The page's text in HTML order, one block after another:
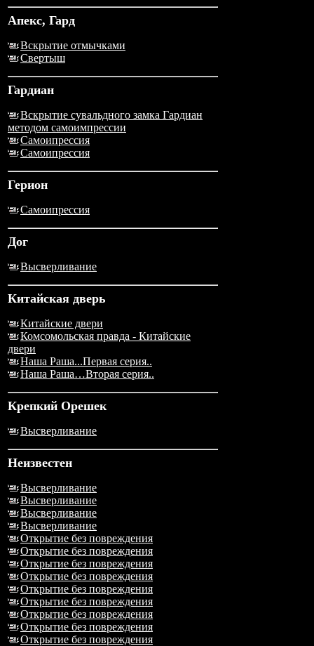
Апекс, Гард
Вскрытие отмычками
Свертыш
Гардиан
Вскрытие сувальдного замка Гардиан
методом самоимпрессии
Самоипрессия
Самоипрессия
Герион
Самоипрессия
Дог
Высверливание
Китайская дверь
Китайские двери
Комсомольская правда - Китайские
двери
Наша Раша...Первая серия..
Наша Раша…Вторая серия..
Крепкий Орешек
Высверливание
Неизвестен
Высверливание
Высверливание
Высверливание
Высверливание
Открытие без повреждения
Открытие без повреждения
Открытие без повреждения
Открытие без повреждения
Открытие без повреждения
Открытие без повреждения
Открытие без повреждения
Открытие без повреждения
Открытие без повреждения